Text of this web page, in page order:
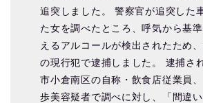
追突しました。 警察官が追突した
た女を調べたところ、呼気から基
えるアルコールが検出されたため
の現行犯で逮捕しました。 逮捕さ
市小倉南区の自称・飲食店従業員
歩美容疑者で調べに対し、「間違